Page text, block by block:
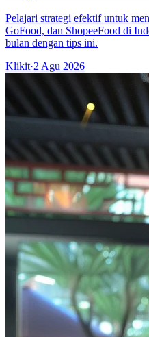
Pelajari strategi efektif untuk
GoFood, dan ShopeeFood di
bulan dengan tips ini.
Klikit·2 Agu 2026